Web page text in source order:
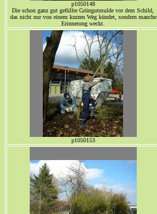
p1050148
Die schon ganz gut gefüllte Grüngutmulde vor dem Schild,
das nicht nur von einem kurzen Weg kündet, sondern manche
Erinnerung weckt.
p1050153